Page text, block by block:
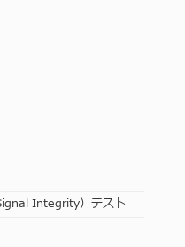
Integrity）テスト